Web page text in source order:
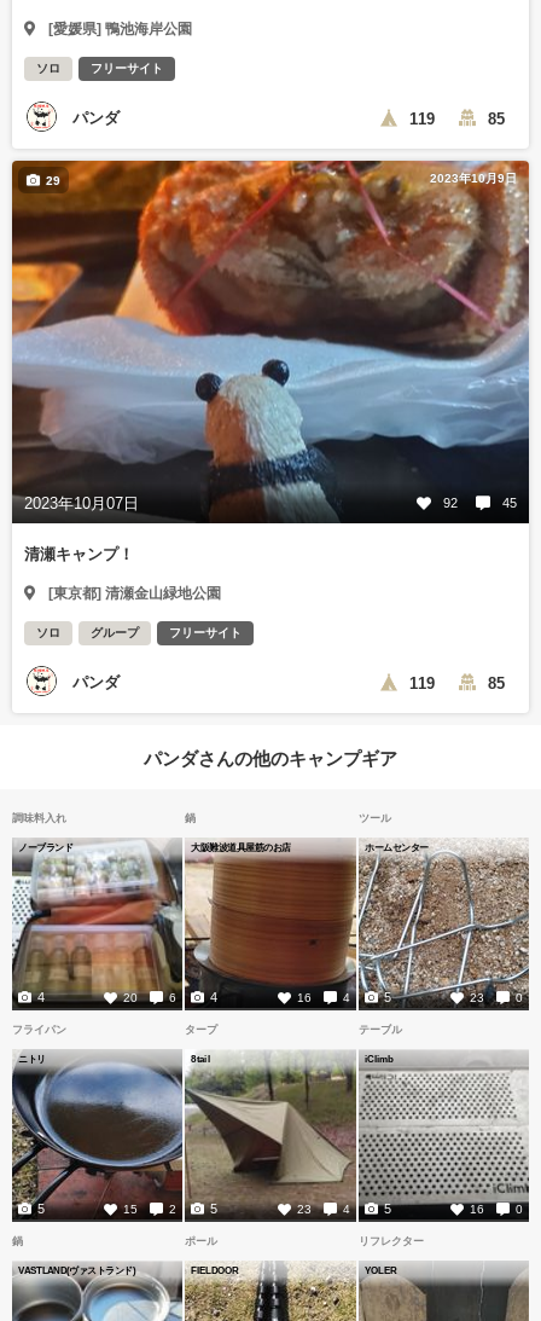
[愛媛県] 鴨池海岸公園
ソロ フリーサイト
パンダ 119 85
2023年10月9日
2023年10月07日 92 45
29
清瀬キャンプ！
[東京都] 清瀬金山緑地公園
ソロ グループ フリーサイト
パンダ 119 85
パンダさんの他のキャンプギア
調味料入れ
ノーブランド
20 6
4
鍋
大阪難波道具屋筋のお店
16 4
4
ツール
ホームセンター
23 0
5
フライパン
ニトリ
15 2
5
タープ
8tail
23 4
5
テーブル
iClimb
16 0
5
鍋
VASTLAND(ヴァストランド)
ポール
FIELDOOR
リフレクター
YOLER